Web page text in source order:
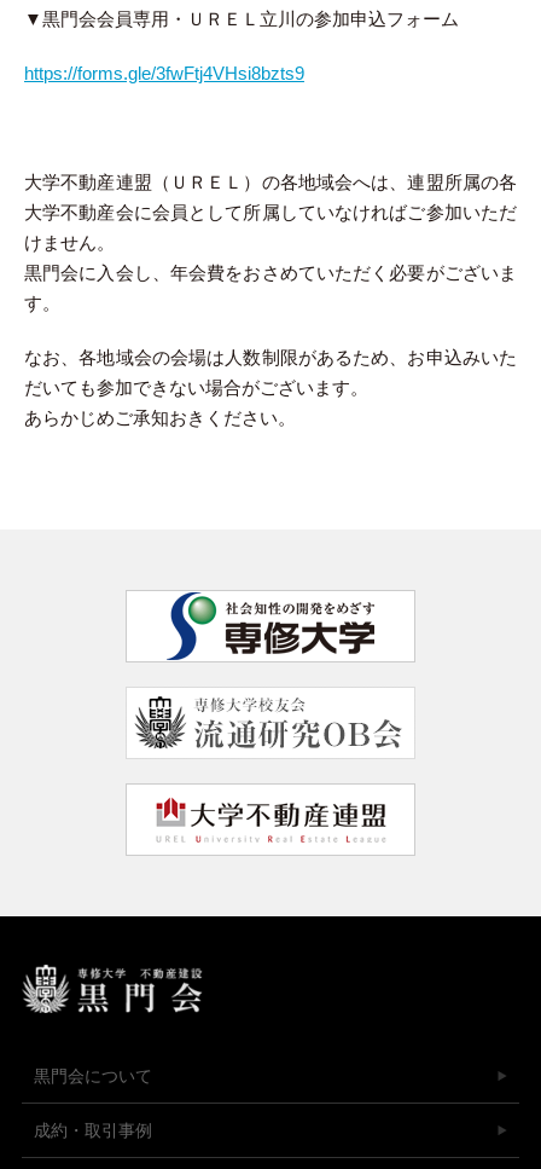
▼黒門会会員専用・ＵＲＥＬ立川の参加申込フォーム
https://forms.gle/3fwFtj4VHsi8bzts9
大学不動産連盟（ＵＲＥＬ）の各地域会へは、連盟所属の各
大学不動産会に会員として所属していなければご参加いただ
けません。
黒門会に入会し、年会費をおさめていただく必要がございま
す。
なお、各地域会の会場は人数制限があるため、お申込みいた
だいても参加できない場合がございます。
あらかじめご承知おきください。
黒門会について
成約・取引事例